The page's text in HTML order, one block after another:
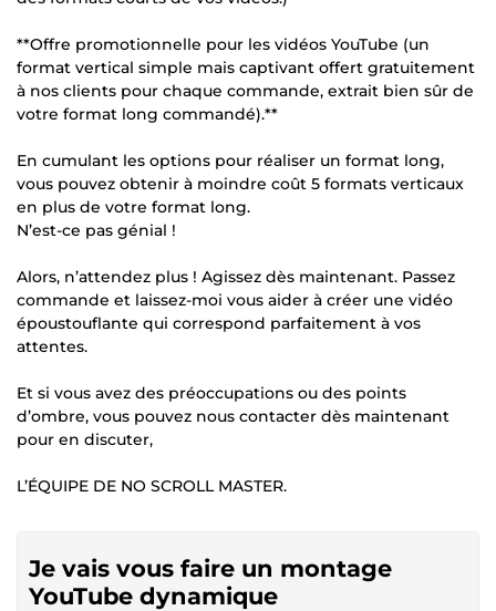
**Offre promotionnelle pour les vidéos YouTube (un
format vertical simple mais captivant offert gratuitement
à nos clients pour chaque commande, extrait bien sûr de
votre format long commandé).**
En cumulant les options pour réaliser un format long,
vous pouvez obtenir à moindre coût 5 formats verticaux
en plus de votre format long.
N’est-ce pas génial !
Alors, n’attendez plus ! Agissez dès maintenant. Passez
commande et laissez-moi vous aider à créer une vidéo
époustouflante qui correspond parfaitement à vos
attentes.
Et si vous avez des préoccupations ou des points
d’ombre, vous pouvez nous contacter dès maintenant
pour en discuter,
L’ÉQUIPE DE NO SCROLL MASTER.
Je vais vous faire un montage
YouTube dynamique